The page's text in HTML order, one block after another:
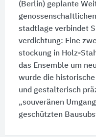
(Berlin) geplante
stadtlage verbindet
verdichtung: Eine
stockung in Holz-
das Ensemble um
wurde die
und gestalterisch
„souveränen
geschützten